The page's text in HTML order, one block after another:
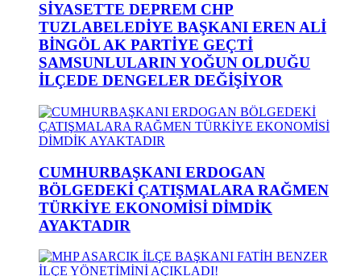
SİYASETTE DEPREM CHP
TUZLABELEDİYE BAŞKANI EREN ALİ
BİNGÖL AK PARTİYE GEÇTİ
SAMSUNLULARIN YOĞUN OLDUĞU
İLÇEDE DENGELER DEĞİŞİYOR
CUMHURBAŞKANI ERDOGAN
BÖLGEDEKİ ÇATIŞMALARA RAĞMEN
TÜRKİYE EKONOMİSİ DİMDİK
AYAKTADIR